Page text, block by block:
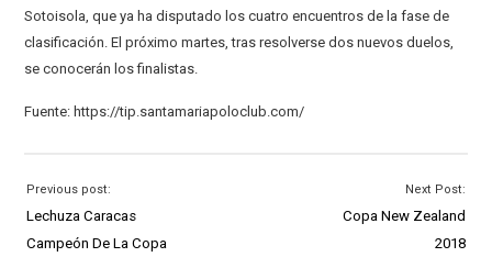
Sotoisola, que ya ha disputado los cuatro encuentros de la fase de
clasificación. El próximo martes, tras resolverse dos nuevos duelos,
se conocerán los finalistas.
Fuente: https://tip.santamariapoloclub.com/
Previous post:
Lechuza Caracas
Campeón De La Copa
Next Post:
Copa New Zealand
2018